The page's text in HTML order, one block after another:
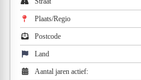
Plaats/Regio
Postcode
Land
Aantal jaren actief: